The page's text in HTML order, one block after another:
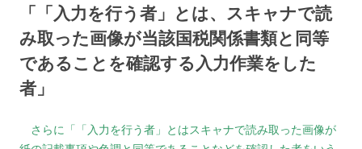
「「入力を行う者」とは、スキャナで読
み取った画像が当該国税関係書類と同等
であることを確認する入力作業をした
者」
さらに「「入力を行う者」とはスキャナで読み取った画像が